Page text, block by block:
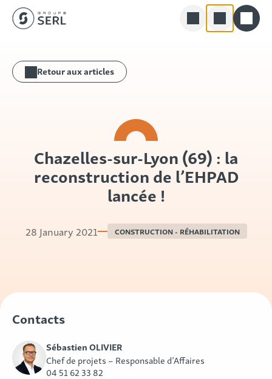
content
Rechercher
Retour aux articles
Chazelles-sur-Lyon (69) : la
reconstruction de l’EHPAD
lancée !
28 January 2021 CONSTRUCTION - RÉHABILITATION
Contacts
Sébastien OLIVIER
Chef de projets – Responsable d’Affaires
04 51 62 33 82